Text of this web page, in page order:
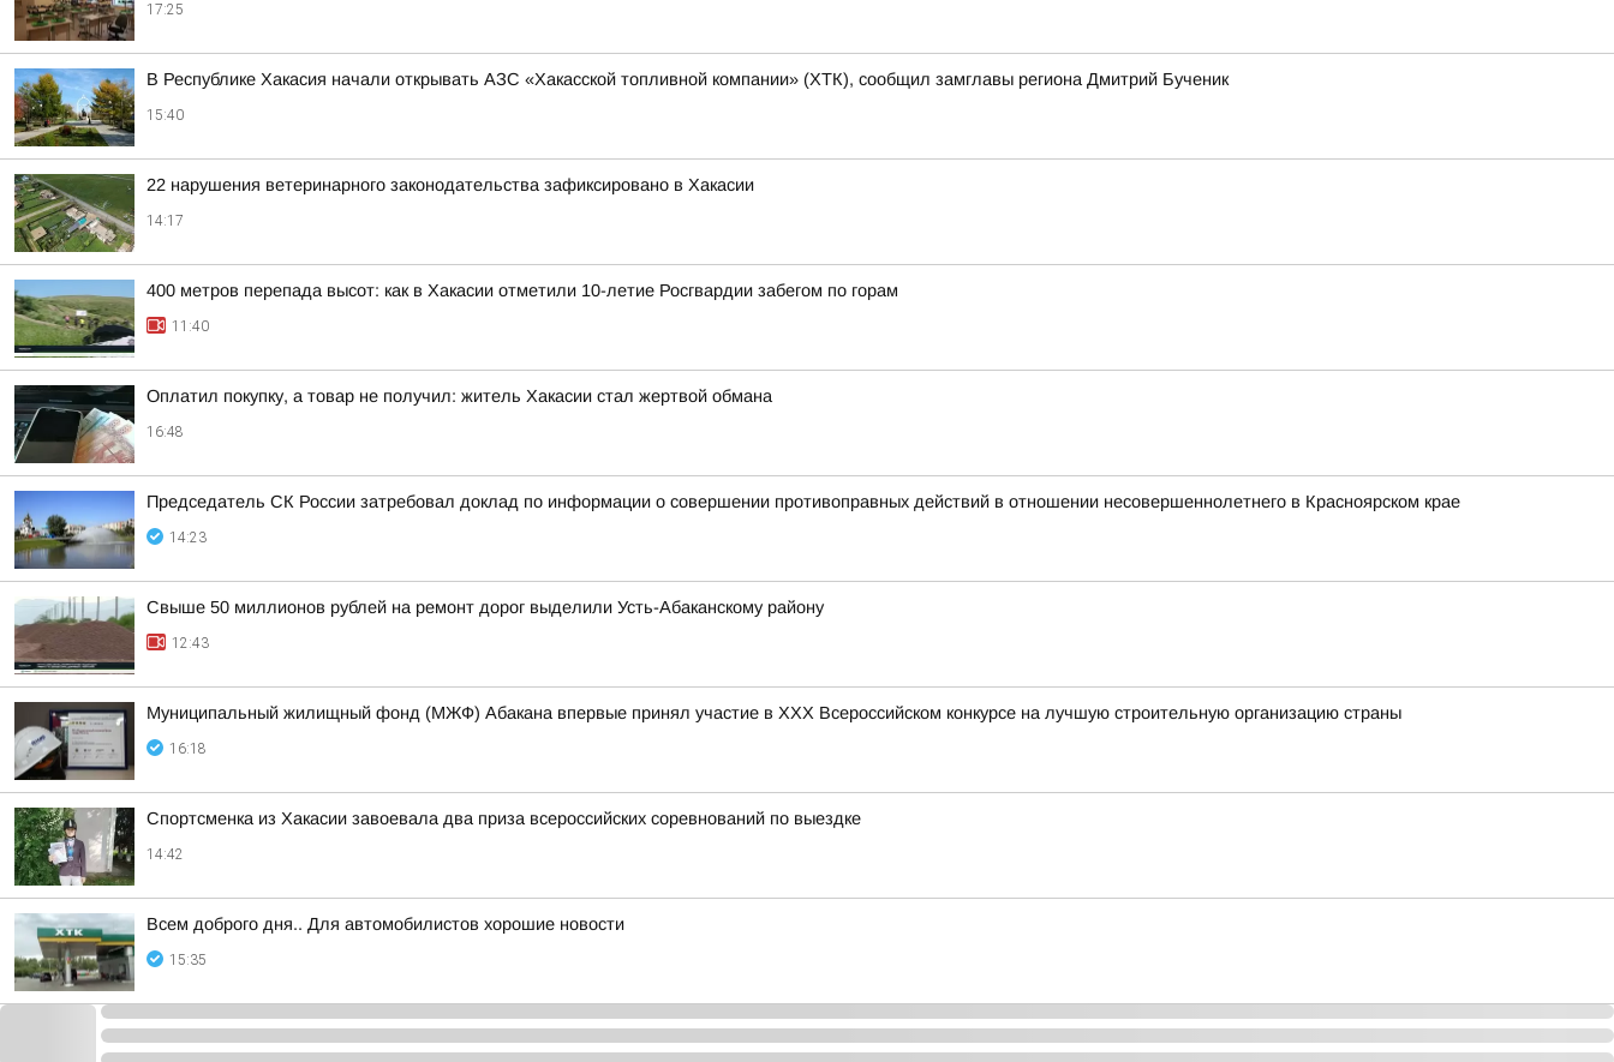
17:25
В Республике Хакасия начали открывать АЗС «Хакасской топливной компании» (ХТК), сообщил замглавы региона Дмитрий Бученик
15:40
22 нарушения ветеринарного законодательства зафиксировано в Хакасии
14:17
400 метров перепада высот: как в Хакасии отметили 10-летие Росгвардии забегом по горам
11:40
Оплатил покупку, а товар не получил: житель Хакасии стал жертвой обмана
16:48
Председатель СК России затребовал доклад по информации о совершении противоправных действий в отношении несовершеннолетнего в Красноярском крае
14:23
Свыше 50 миллионов рублей на ремонт дорог выделили Усть-Абаканскому району
12:43
Муниципальный жилищный фонд (МЖФ) Абакана впервые принял участие в ХХХ Всероссийском конкурсе на лучшую строительную организацию страны
16:18
Спортсменка из Хакасии завоевала два приза всероссийских соревнований по выездке
14:42
Всем доброго дня.. Для автомобилистов хорошие новости
15:35